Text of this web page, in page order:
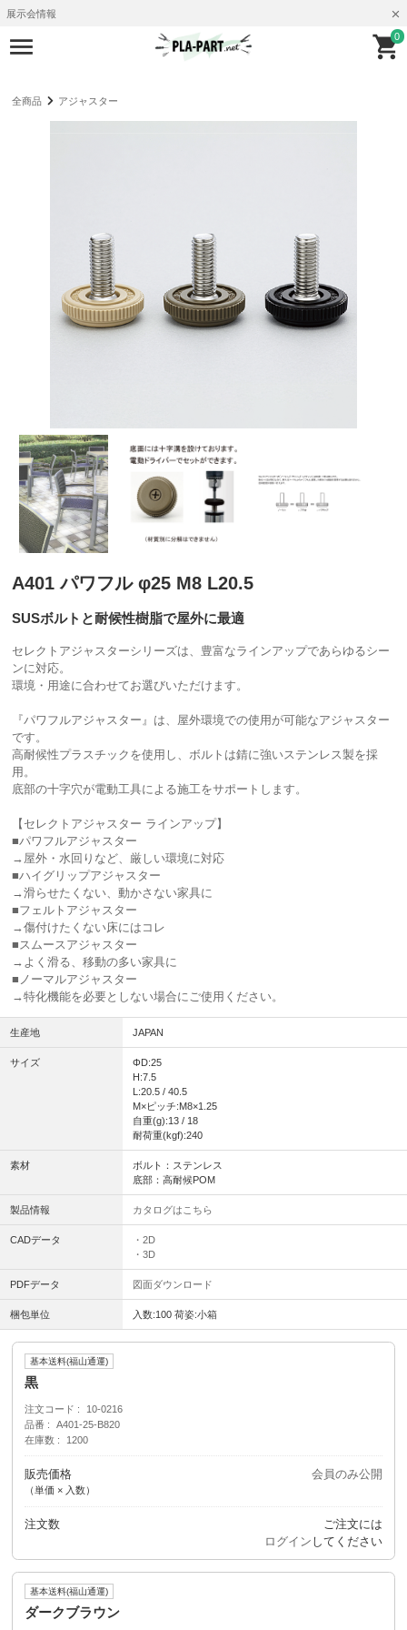
展示会情報
0
全商品 アジャスター
A401 パワフル φ25 M8 L20.5
SUSボルトと耐候性樹脂で屋外に最適
セレクトアジャスターシリーズは、豊富なラインアップであらゆるシー
ンに対応。
環境・用途に合わせてお選びいただけます。
『パワフルアジャスター』は、屋外環境での使用が可能なアジャスター
です。
高耐候性プラスチックを使用し、ボルトは錆に強いステンレス製を採
用。
底部の十字穴が電動工具による施工をサポートします。
【セレクトアジャスター ラインアップ】
■パワフルアジャスター
→屋外・水回りなど、厳しい環境に対応
■ハイグリップアジャスター
→滑らせたくない、動かさない家具に
■フェルトアジャスター
→傷付けたくない床にはコレ
■スムースアジャスター
→よく滑る、移動の多い家具に
■ノーマルアジャスター
→特化機能を必要としない場合にご使用ください。
生産地 JAPAN
サイズ
ΦD:25
H:7.5
L:20.5 / 40.5
M×ピッチ:M8×1.25
自重(g):13 / 18
耐荷重(kgf):240
素材
ボルト：ステンレス
底部：高耐候POM
製品情報 カタログはこちら
CADデータ
・2D
・3D
PDFデータ 図面ダウンロード
梱包単位 入数:100 荷姿:小箱
基本送料(福山通運)
黒
注文コード
10-0216
品番
A401-25-B820
在庫数
1200
販売価格
（単価 × 入数）
会員のみ公開
注文数
ご注文には
ログイン してください
基本送料(福山通運)
ダークブラウン